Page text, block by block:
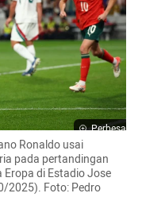
Perbesar
Ronaldo usai
pada pertandingan
di Estadio Jose
2025). Foto: Pedro